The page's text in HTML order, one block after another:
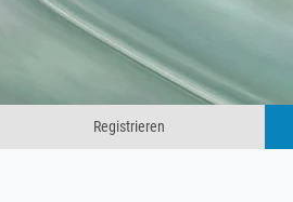
Registrieren